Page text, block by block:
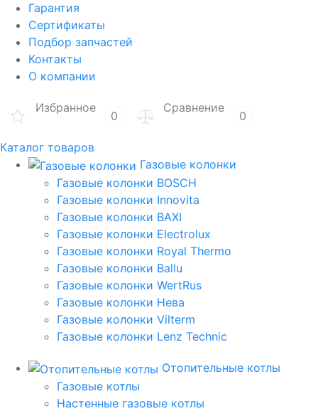
Гарантия
Сертификаты
Подбор запчастей
Контакты
О компании
Избранное
0
Сравнение
0
Каталог товаров
Газовые колонки
Газовые колонки BOSCH
Газовые колонки Innovita
Газовые колонки BAXI
Газовые колонки Electrolux
Газовые колонки Royal Thermo
Газовые колонки Ballu
Газовые колонки WertRus
Газовые колонки Нева
Газовые колонки Vilterm
Газовые колонки Lenz Technic
Отопительные котлы
Газовые котлы
Настенные газовые котлы